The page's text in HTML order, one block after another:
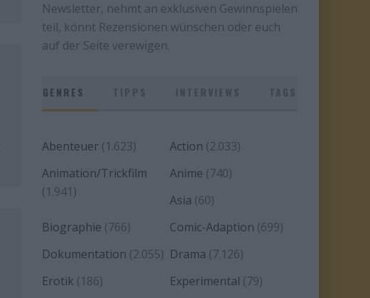
Newsletter, nehmt an exklusiven Gewinnspielen
teil, könnt Rezensionen wünschen oder euch
auf der Seite verewigen.
GENRES
Abenteuer (1.623) Action (2.033)
Animation/Trickfilm
(1.941)
Anime (740)
Asia (60)
Biographie (766) Comic-Adaption (699)
Dokumentation (2.055) Drama (7.126)
Erotik (186) Experimental (79)